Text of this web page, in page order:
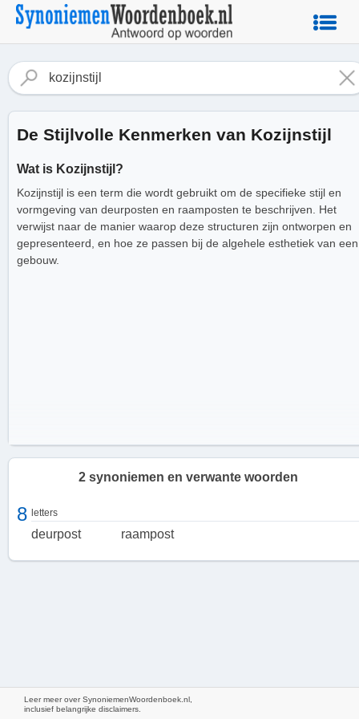
De Stijlvolle Kenmerken van Kozijnstijl
Wat is Kozijnstijl?
Kozijnstijl is een term die wordt gebruikt om de specifieke stijl en
vormgeving van deurposten en raamposten te beschrijven. Het
verwijst naar de manier waarop deze structuren zijn ontworpen en
gepresenteerd, en hoe ze passen bij de algehele esthetiek van een
gebouw.
Kozijnstijl kan variëren afhankelijk van de architecturale stroming of
het tijdperk waarin een gebouw is gebouwd. Hier zijn enkele
2 synoniemen en verwante woorden
8 letters
deurpost raampost
Leer meer over SynoniemenWoordenboek.nl,
inclusief belangrijke disclaimers.